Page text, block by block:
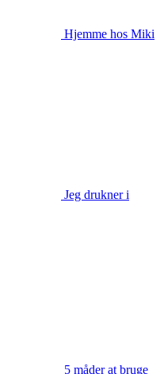
Hjemme hos Miki
Jeg drukner i
5 måder at bruge